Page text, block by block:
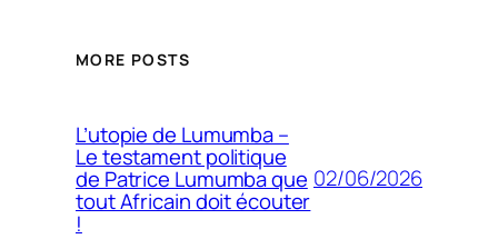
MORE POSTS
L’utopie de Lumumba –
Le testament politique
de Patrice Lumumba que
tout Africain doit écouter
!
02/06/2026